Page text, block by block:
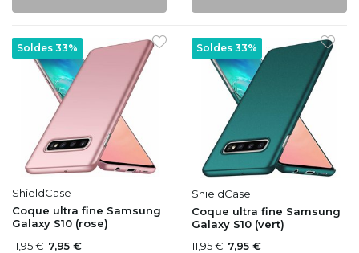
Soldes 33%
ShieldCase
Coque ultra fine Samsung
Galaxy S10 (rose)
11,95 € 7,95 €
Soldes 33%
ShieldCase
Coque ultra fine Samsung
Galaxy S10 (vert)
11,95 € 7,95 €